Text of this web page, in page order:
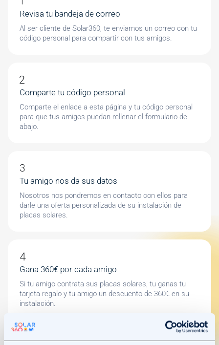
Revisa tu bandeja de correo
Al ser cliente de Solar360, te enviamos un correo con tu
código personal para compartir con tus amigos.
Comparte tu código personal
Comparte el enlace a esta página y tu código personal
para que tus amigos puedan rellenar el formulario de
abajo.
Tu amigo nos da sus datos
Nosotros nos pondremos en contacto con ellos para
darle una oferta personalizada de su instalación de
placas solares.
Gana 360€ por cada amigo
Si tu amigo contrata sus placas solares, tu ganas tu
tarjeta regalo y tu amigo un descuento de 360€ en su
instalación.